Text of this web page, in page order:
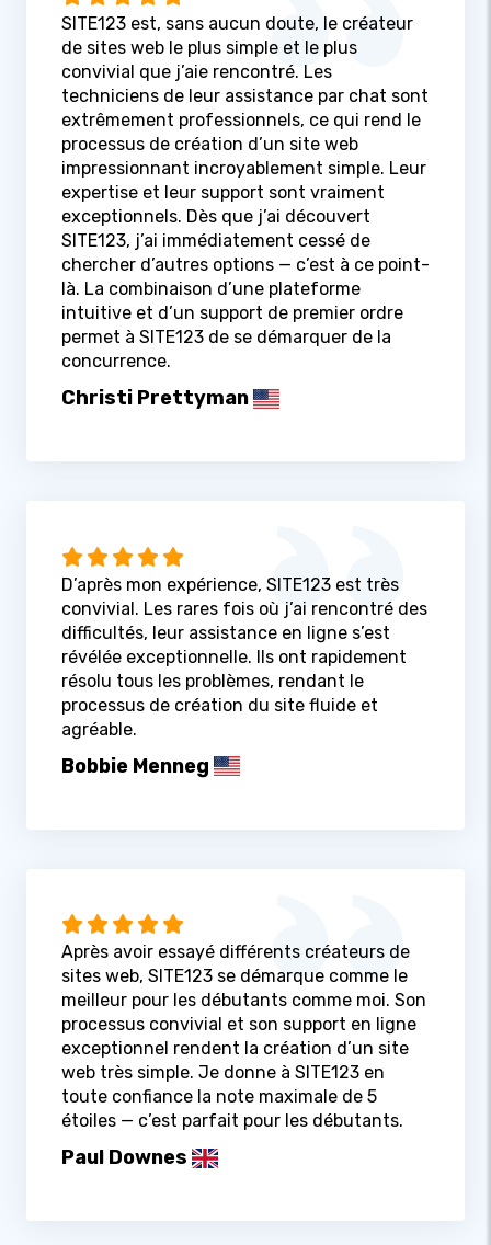
SITE123 est, sans aucun doute, le créateur
de sites web le plus simple et le plus
convivial que j’aie rencontré. Les
techniciens de leur assistance par chat sont
extrêmement professionnels, ce qui rend le
processus de création d’un site web
impressionnant incroyablement simple. Leur
expertise et leur support sont vraiment
exceptionnels. Dès que j’ai découvert
SITE123, j’ai immédiatement cessé de
chercher d’autres options — c’est à ce point-
là. La combinaison d’une plateforme
intuitive et d’un support de premier ordre
permet à SITE123 de se démarquer de la
concurrence.
Christi Prettyman
D’après mon expérience, SITE123 est très
convivial. Les rares fois où j’ai rencontré des
difficultés, leur assistance en ligne s’est
révélée exceptionnelle. Ils ont rapidement
résolu tous les problèmes, rendant le
processus de création du site fluide et
agréable.
Bobbie Menneg
Après avoir essayé différents créateurs de
sites web, SITE123 se démarque comme le
meilleur pour les débutants comme moi. Son
processus convivial et son support en ligne
exceptionnel rendent la création d’un site
web très simple. Je donne à SITE123 en
toute confiance la note maximale de 5
étoiles — c’est parfait pour les débutants.
Paul Downes